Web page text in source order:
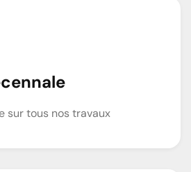
sur tous nos travaux